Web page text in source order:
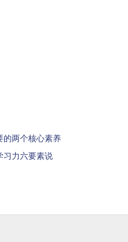
的两个核心素养
习力六要素说